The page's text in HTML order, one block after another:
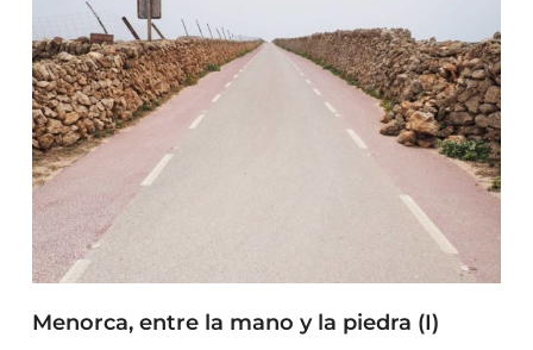
Menorca, entre la mano y la piedra (I)